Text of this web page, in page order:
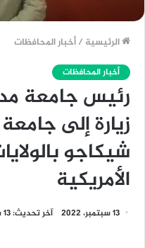
الرئيسية /أخبار المحافظات
أخبار المحافظات
رئيس جامعة
زيارة إلى
شيكاجو
الأمريكية
13 سبتمبر، 2022 آخر تحديث: 13 سبتمبر، 2022